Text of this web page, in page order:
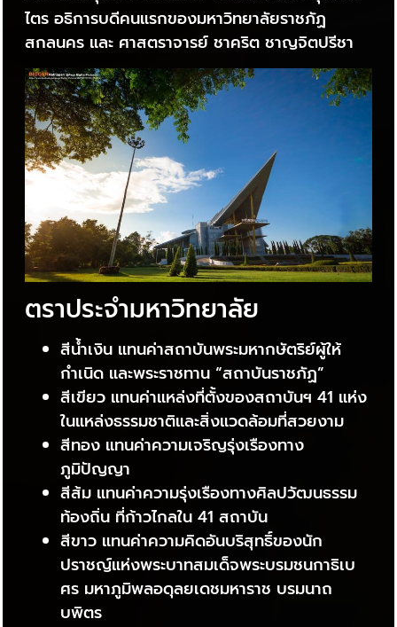
ไตร อธิการบดีคนแรกของมหาวิทยาลัยราชภัฏ
สกลนคร และ ศาสตราจารย์ ชาคริต ชาญจิตปรีชา
ตราประจำมหาวิทยาลัย
สีน้ำเงิน แทนค่าสถาบันพระมหากษัตริย์ผู้ให้
กำเนิด และพระราชทาน “สถาบันราชภัฏ”
สีเขียว แทนค่าแหล่งที่ตั้งของสถาบันฯ 41 แห่ง
ในแหล่งธรรมชาติและสิ่งแวดล้อมที่สวยงาม
สีทอง แทนค่าความเจริญรุ่งเรืองทาง
ภูมิปัญญา
สีส้ม แทนค่าความรุ่งเรืองทางศิลปวัฒนธรรม
ท้องถิ่น ที่ก้าวไกลใน 41 สถาบัน
สีขาว แทนค่าความคิดอันบริสุทธิ์ของนัก
ปราชญ์แห่งพระบาทสมเด็จพระบรมชนกาธิเบ
ศร มหาภูมิพลอดุลยเดชมหาราช บรมนาถ
บพิตร